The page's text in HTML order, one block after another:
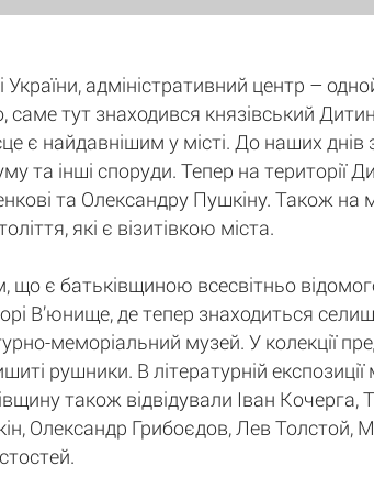
адміністративний центр –
саме тут знаходився князівський
є найдавнішим у місті. До наших
та інші споруди. Тепер на території
та Олександру Пушкіну. Також на
які є візитівкою міста.
є батьківщиною всесвітньо
В’юнище, де тепер знаходиться
меморіальний музей. У колекції
рушники. В літературній
також відвідували Іван
Олександр Грибоєдов, Лев Толстой,